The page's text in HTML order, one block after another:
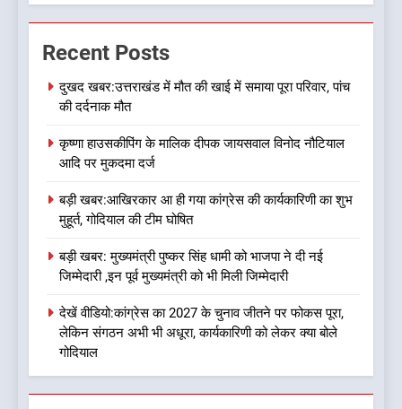
7
के बड़े फैसले
उत्तराखण्ड
ऑरेंज अलर्ट के बीच डीएम का बड़ा
उत्तराखण्ड
दुखद खबर:उत्तराखंड में मौत की खाई
में समाया पूरा परिवार, पांच की दर्दनाक
मौत
उत्तराखण्ड
2
Recent Posts
दुखद खबर:उत्तराखंड में मौत की खाई में समाया पूरा परिवार, पांच
की दर्दनाक मौत
कृष्णा हाउसकीपिंग के मालिक दीपक जायसवाल विनोद नौटियाल
आदि पर मुकदमा दर्ज
बड़ी खबर:आखिरकार आ ही गया कांग्रेस की कार्यकारिणी का शुभ
मुहूर्त, गोदियाल की टीम घोषित
बड़ी खबर: मुख्यमंत्री पुष्कर सिंह धामी को भाजपा ने दी नई
जिम्मेदारी ,इन पूर्व मुख्यमंत्री को भी मिली जिम्मेदारी
देखें वीडियो:कांग्रेस का 2027 के चुनाव जीतने पर फोकस पूरा,
लेकिन संगठन अभी भी अधूरा, कार्यकारिणी को लेकर क्या बोले
गोदियाल